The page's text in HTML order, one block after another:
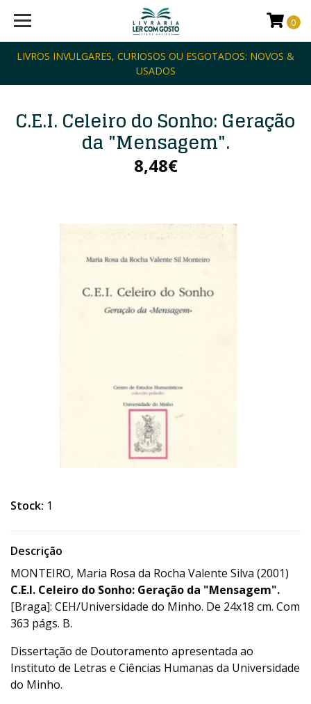
LIVROS INVULGARES, CURIOSOS OU ESGOTADOS: NOVOS &
USADOS
0
C.E.I. Celeiro do Sonho: Geração
da "Mensagem".
8,48€
Stock: 1
Descrição
MONTEIRO, Maria Rosa da Rocha Valente Silva (2001)
C.E.I. Celeiro do Sonho: Geração da "Mensagem".
[Braga]: CEH/Universidade do Minho. De 24x18 cm. Com
363 págs. B.
Dissertação de Doutoramento apresentada ao
Instituto de Letras e Ciências Humanas da Universidade
do Minho.